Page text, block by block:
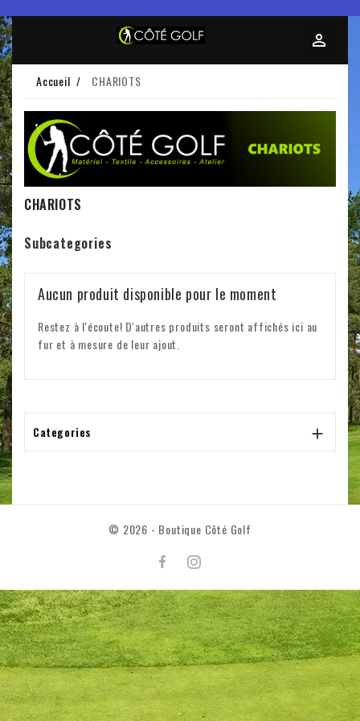
Accueil CHARIOTS
CHARIOTS
Subcategories
Aucun produit disponible pour le moment
Restez à l'écoute! D'autres produits seront affichés ici au
fur et à mesure de leur ajout.
Categories 
© 2026 - Boutique Côté Golf